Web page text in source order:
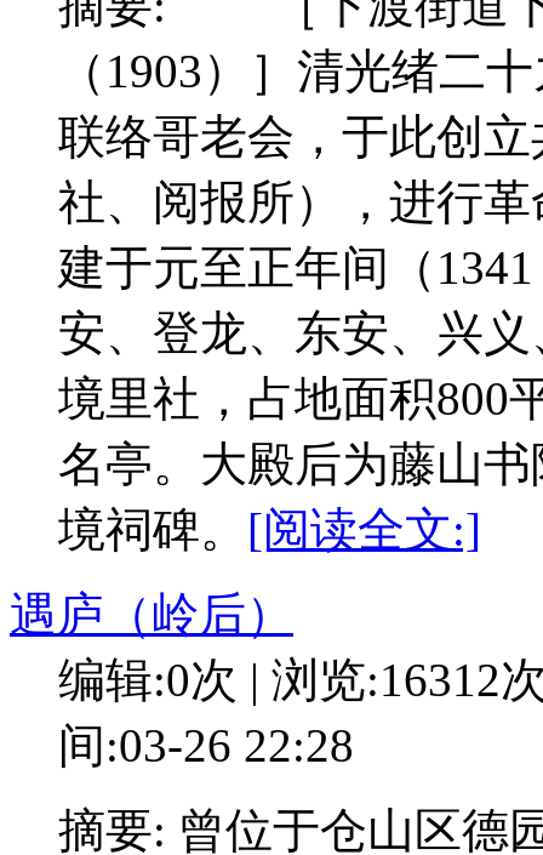
（1903）］清光绪二
联络哥老会，于此创
社、阅报所），进行
建于元至正年间（
安、登龙、东安、兴
境里社，占地面积800
名亭。大殿后为藤山
境祠碑。 [阅读全文:]
遇庐（岭后）
编辑:0次 | 浏览:16312
间:03-26 22:28
摘要: 曾位于仓山区德